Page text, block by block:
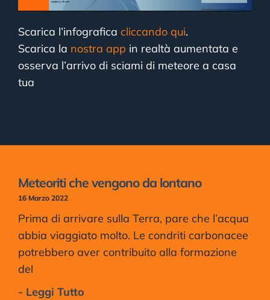
Scarica l’infografica cliccando qui.
Scarica la nostra app in realtà aumentata e
osserva l’arrivo di sciami di meteore a casa
tua
Meteoriti che vengono da lontano
16 Marzo 2022
Prima di arrivare sulla Terra, pare che l’acqua
abbia viaggiato molto. Le condriti carbonacee
potrebbero aver contribuito alla formazione
del
- Leggi Tutto